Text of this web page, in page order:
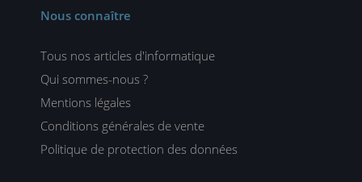
Nous connaître
Tous nos articles d'informatique
Qui sommes-nous ?
Mentions légales
Conditions générales de vente
Politique de protection des données